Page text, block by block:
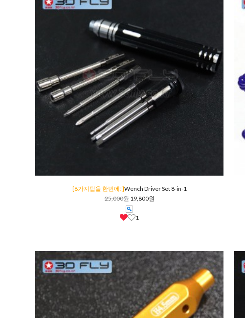
[8가지팁을 한번에!]Wench Driver Set 8-in-1
25,000원 19,800원
1